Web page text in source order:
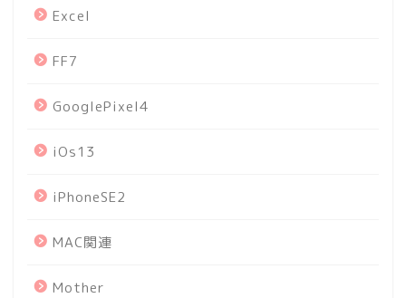
Excel
FF7
GooglePixel4
iOs13
iPhoneSE2
MAC関連
Mother